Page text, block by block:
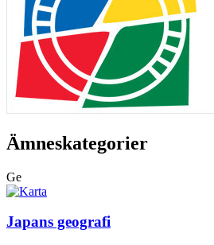
Ämneskategorier
Ge
Japans geografi